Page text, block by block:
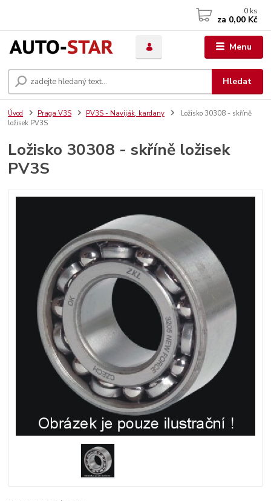
Menu
Hledat
0 ks
za 0,00 Kč
Úvod Praga V3S PV3S - Naviják, kardany
Ložisko 30308 - skříně
ložisek PV3S
Ložisko 30308 - skříně ložisek
PV3S